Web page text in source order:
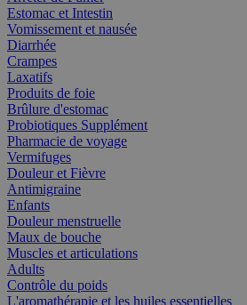
Estomac et Intestin
Vomissement et nausée
Diarrhée
Crampes
Laxatifs
Produits de foie
Brûlure d'estomac
Probiotiques Supplément
Pharmacie de voyage
Vermifuges
Douleur et Fièvre
Antimigraine
Enfants
Douleur menstruelle
Maux de bouche
Muscles et articulations
Adults
Contrôle du poids
L'aromathérapie et les huiles essentielles